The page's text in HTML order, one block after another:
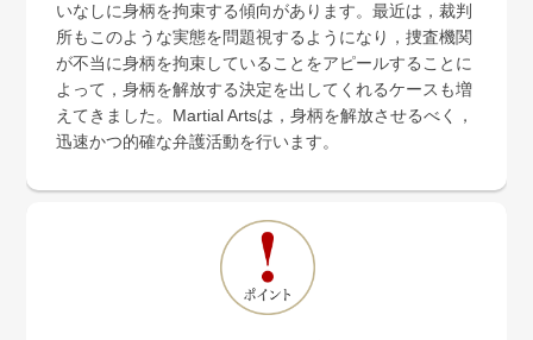
いなしに身柄を拘束する傾向があります。最近は，裁判
所もこのような実態を問題視するようになり，捜査機関
が不当に身柄を拘束していることをアピールすることに
よって，身柄を解放する決定を出してくれるケースも増
えてきました。Martial Artsは，身柄を解放させるべく，
迅速かつ的確な弁護活動を行います。